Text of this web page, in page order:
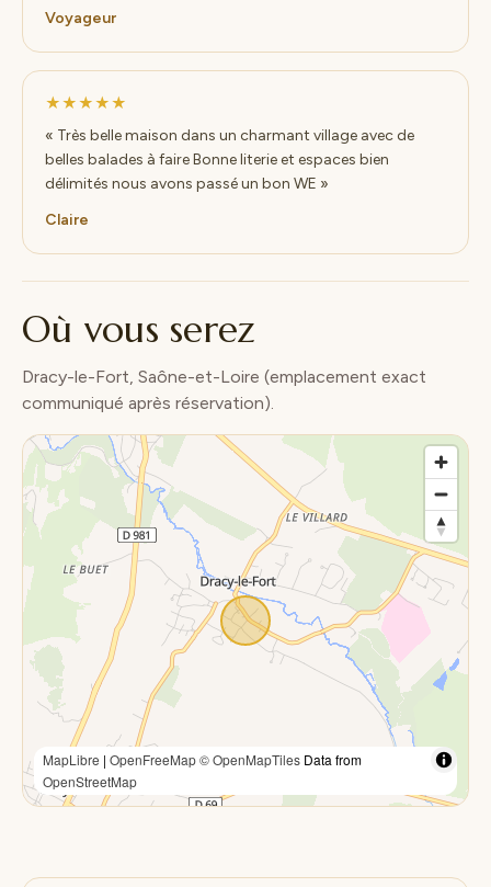
Voyageur
★★★★★
« Très belle maison dans un charmant village avec de
belles balades à faire Bonne literie et espaces bien
délimités nous avons passé un bon WE »
Claire
Où vous serez
Dracy-le-Fort, Saône-et-Loire (emplacement exact
communiqué après réservation).
MapLibre | OpenFreeMap© OpenMapTiles Data from
OpenStreetMap